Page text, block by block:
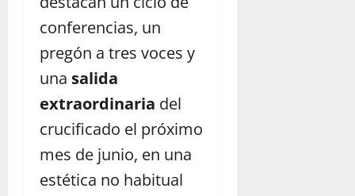
conferencias, un
pregón a tres voces y
una salida
extraordinaria del
crucificado el próximo
mes de junio, en una
estética no habitual